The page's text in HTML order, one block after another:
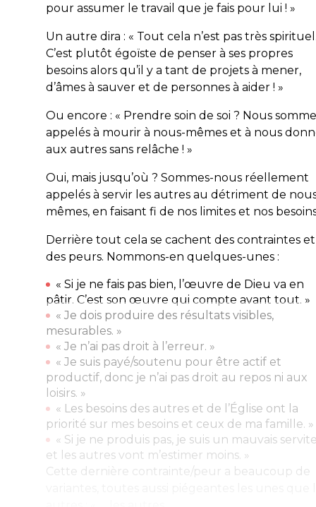
pour assumer le travail que je fais pour lui ! »
Un autre dira : « Tout cela n’est pas très
C’est plutôt égoïste de penser à ses propres
besoins alors qu’il y a tant de projets à mener,
d’âmes à sauver et de personnes à aider ! »
Ou encore : « Prendre soin de soi ? Nous
appelés à mourir à nous-mêmes et à nous
aux autres sans relâche ! »
Oui, mais jusqu’où ? Sommes-nous réellement
appelés à servir les autres au détriment de
mêmes, en faisant fi de nos limites et nos
Derrière tout cela se cachent des contraintes et
des peurs. Nommons-en quelques-unes :
« Si je ne fais pas bien, l’œuvre de Dieu va en
pâtir. C’est son œuvre qui compte avant tout. »
« Je dois produire des résultats visibles,
mesurables. »
« Je n’ai pas droit à l’erreur. »
« Je suis payé/soutenu pour être actif et
productif, donc je n’ai pas droit au repos ni aux
loisirs. »
« Les besoins des autres et de l’Église ont la
priorité sur mes besoins et ceux de ma famille. »
« Si je ne produis pas, je suis un mauvais
et les autres vont m’estimer moins. »
Cette dernière contrainte/peur a beaucoup de